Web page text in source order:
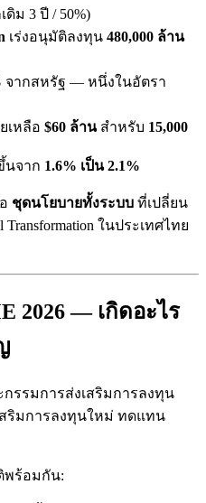
ม 3 ปี / 50%)
เร่งอนุมัติลงทุน 480,000 ล้าน
จากสหรัฐ — หนึ่งในอัตรา
เหลือ $60 ล้านสำหรับ 15,000
นจาก 1.6% เป็น 2.1%
ชุดนโยบายทั้งระบบ ที่เปลี่ยน
ในประเทศไทย
2026 — เกิดอะไร
รรมการส่งเสริมการลงทุน
ริมการลงทุนใหม่ ทดแทน
พร้อมกัน: